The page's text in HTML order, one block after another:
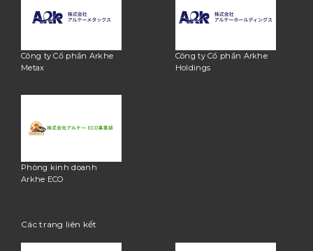
Công ty Cổ phần Arkhe
Metax
Công ty Cổ phần Arkhe
Holdings
Phòng kinh doanh
Arkhe ECO
Các trang liên kết